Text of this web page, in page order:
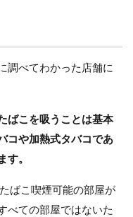
調べてわかった店舗に
ばこを吸うことは基本
コや加熱式タバコであ
す。
ばこ喫煙可能の部屋が
べての部屋ではないた